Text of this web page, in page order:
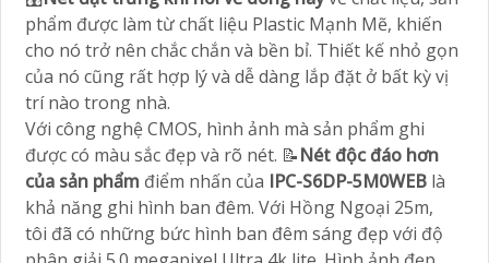
phẩm được làm từ chất liệu Plastic Mạnh Mẽ, khiến
cho nó trở nên chắc chắn và bền bỉ. Thiết kế nhỏ gọn
của nó cũng rất hợp lý và dễ dàng lắp đặt ở bất kỳ vị
trí nào trong nhà.
Với công nghệ CMOS, hình ảnh mà sản phẩm ghi
được có màu sắc đẹp và rõ nét. 📝Nét độc đáo hơn
của sản phẩm điểm nhấn của IPC-S6DP-5M0WEB là
khả năng ghi hình ban đêm. Với Hồng Ngoại 25m,
tôi đã có những bức hình ban đêm sáng đẹp với độ